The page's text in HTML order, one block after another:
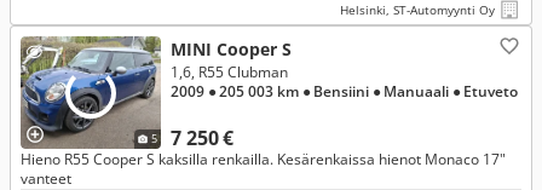
Helsinki, ST-Automyynti Oy
5
MINI Cooper S
7 250 €
1,6, R55 Clubman
2009 ● 205 003 km ● Bensiini ● Manuaali ● Etuveto
Hieno R55 Cooper S kaksilla renkailla. Kesärenkaissa hienot Monaco 17"
vanteet